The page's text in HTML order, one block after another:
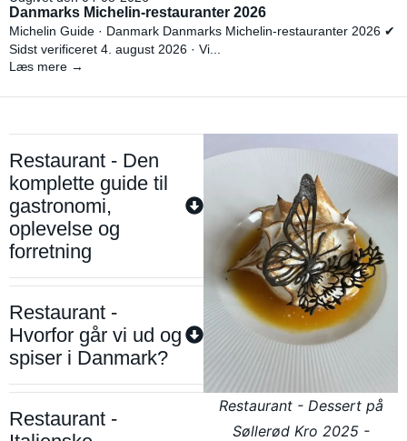
Danmarks Michelin-restauranter 2026
Michelin Guide · Danmark Danmarks Michelin-restauranter 2026 ✔
Sidst verificeret 4. august 2026 · Vi...
Læs mere →
Restaurant - Den
komplette guide til
gastronomi,
oplevelse og
forretning
Restaurant -
Hvorfor går vi ud og
spiser i Danmark?
Restaurant -
Restaurant - Dessert på
Søllerød Kro 2025 -